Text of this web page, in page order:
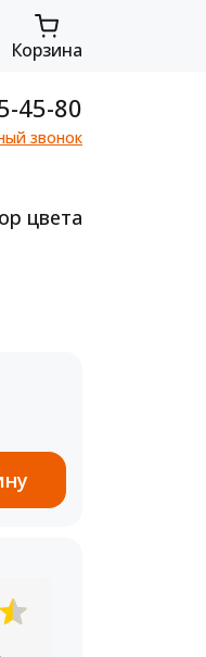
Корзина
45-80
звонок
цвета